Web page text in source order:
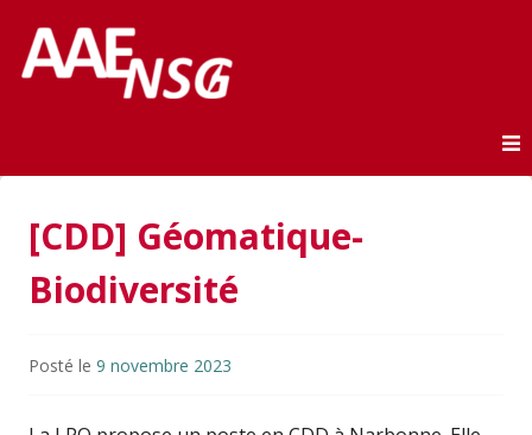
AAE-ENSG
[CDD] Géomatique-
Biodiversité
Posté le 9 novembre 2023